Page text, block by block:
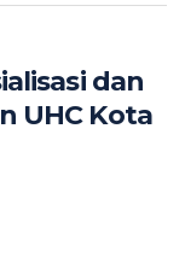
dan
UHC Kota